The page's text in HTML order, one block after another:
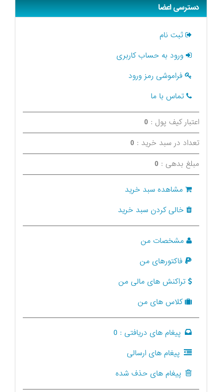
دسترسی اعضا
ثبت نام
ورود به حساب کاربری
فراموشی رمز ورود
تماس با ما
اعتبار کیف پول : 0
تعداد در سبد خرید : 0
مبلغ بدهی : 0
مشاهده سبد خرید
خالی کردن سبد خرید
مشخصات من
فاکتورهای من
تراکنش های مالی من
کلاس های من
پیغام های دریافتی : 0
پیغام های ارسالی
پیغام های حذف شده